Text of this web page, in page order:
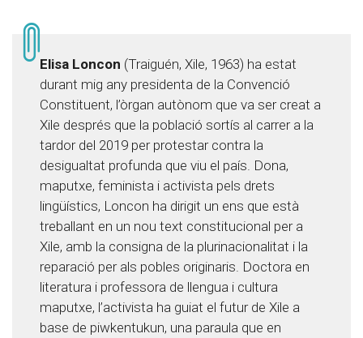
Elisa Loncon (Traiguén, Xile, 1963) ha estat
durant mig any presidenta de la Convenció
Constituent, l’òrgan autònom que va ser creat a
Xile després que la població sortís al carrer a la
tardor del 2019 per protestar contra la
desigualtat profunda que viu el país. Dona,
maputxe, feminista i activista pels drets
lingüístics, Loncon ha dirigit un ens que està
treballant en un nou text constitucional per a
Xile, amb la consigna de la plurinacionalitat i la
reparació per als pobles originaris. Doctora en
literatura i professora de llengua i cultura
maputxe, l’activista ha guiat el futur de Xile a
base de piwkentukun, una paraula que en